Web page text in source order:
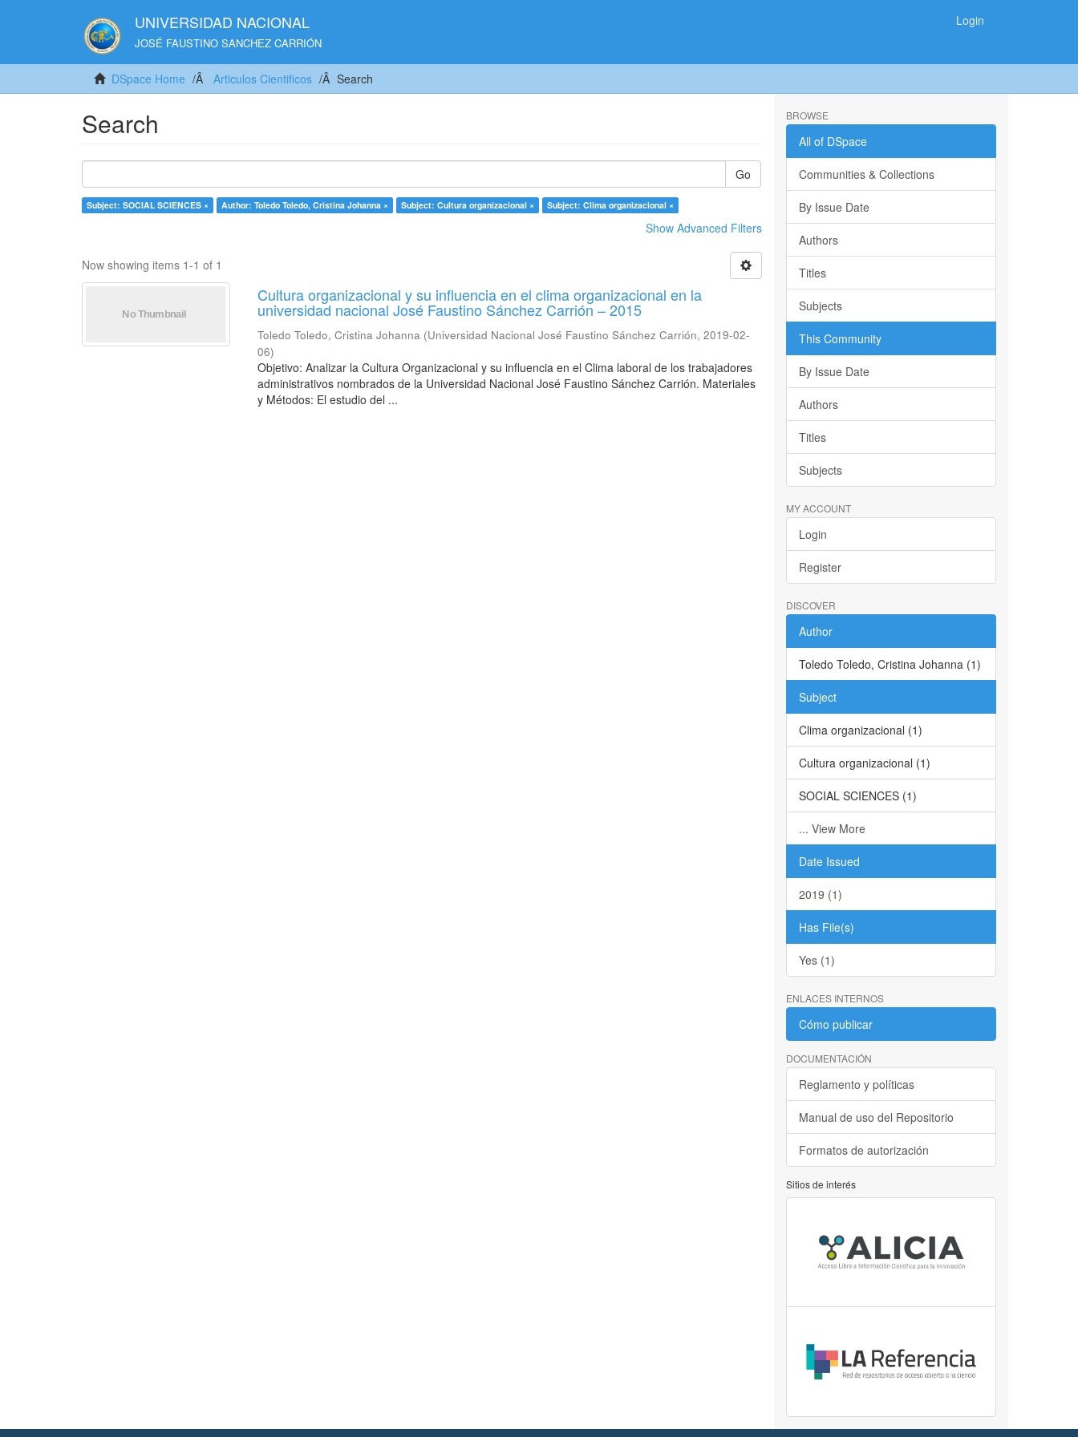
UNIVERSIDAD NACIONAL
JOSÉ FAUSTINO SANCHEZ CARRIÓN
Login
DSpace Home Articulos Cientificos Search
Search
Go
Subject: SOCIAL SCIENCES × Author: Toledo Toledo, Cristina Johanna × Subject: Cultura organizacional × Subject: Clima organizacional ×
Show Advanced Filters
Now showing items 1-1 of 1
Cultura organizacional y su influencia en el clima organizacional en la
universidad nacional José Faustino Sánchez Carrión – 2015
Toledo Toledo, Cristina Johanna (Universidad Nacional José Faustino Sánchez Carrión,2019-02-
06)
Objetivo: Analizar la Cultura Organizacional y su influencia en el Clima laboral de los trabajadores
administrativos nombrados de la Universidad Nacional José Faustino Sánchez Carrión. Materiales
y Métodos: El estudio del ...
BROWSE
All of DSpace
Communities & Collections
By Issue Date
Authors
Titles
Subjects
This Community
By Issue Date
Authors
Titles
Subjects
MY ACCOUNT
Login
Register
DISCOVER
Author
Toledo Toledo, Cristina Johanna (1)
Subject
Clima organizacional (1)
Cultura organizacional (1)
SOCIAL SCIENCES (1)
... View More
Date Issued
2019 (1)
Has File(s)
Yes (1)
ENLACES INTERNOS
Cómo publicar
DOCUMENTACIÓN
Reglamento y políticas
Manual de uso del Repositorio
Formatos de autorización
Sitios de interés